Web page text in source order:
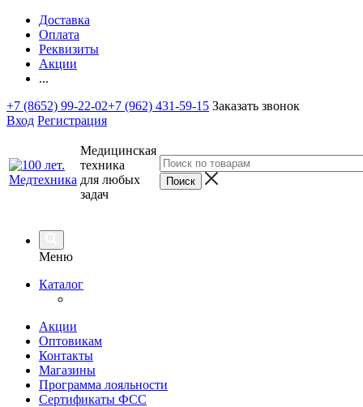
Доставка
Оплата
Реквизиты
Акции
...
+7 (8652) 99-22-02+7 (962) 431-59-15 Заказать звонок
Вход Регистрация
Медицинская
техника
для любых
задач
Меню
Каталог
Акции
Оптовикам
Контакты
Магазины
Программа лояльности
Сертификаты ФСС